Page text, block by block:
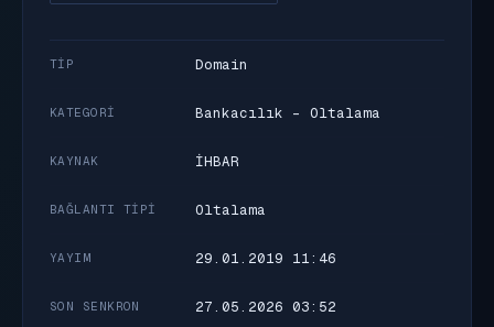
TIP Domain
KATEGORI Bankacılık - Oltalama
KAYNAK İHBAR
BAĞLANTI TIPI Oltalama
YAYIM 29.01.2019 11:46
SON SENKRON 27.05.2026 03:52